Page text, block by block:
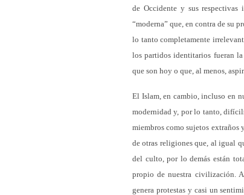
de Occidente y sus respectivas
“moderna” que, en contra de su
lo tanto completamente
los partidos identitarios fueran la
que son hoy o que, al menos,
El Islam, en cambio, incluso en
modernidad y, por lo tanto,
miembros como sujetos extraños
de otras religiones que, al igual
del culto, por lo demás están
propio de nuestra civilización.
genera protestas y casi un